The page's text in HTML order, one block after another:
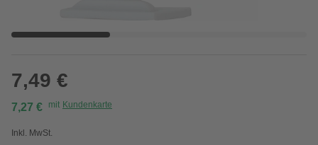
7,49 €
7,27 € mit Kundenkarte
Inkl. MwSt.